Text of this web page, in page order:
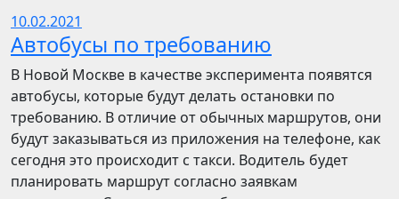
10.02.2021
Автобусы по требованию
В Новой Москве в качестве эксперимента появятся
автобусы, которые будут делать остановки по
требованию. В отличие от обычных маршрутов, они
будут заказываться из приложения на телефоне, как
сегодня это происходит с такси. Водитель будет
планировать маршрут согласно заявкам